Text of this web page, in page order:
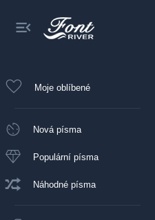
Moje oblíbené
Nová písma
Populární písma
Náhodné písma